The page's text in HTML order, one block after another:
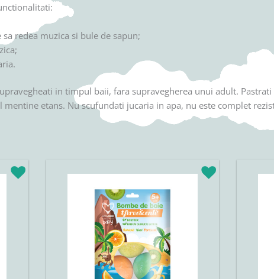
redea muzica si bule de sapun;
in timpul baii, fara supravegherea unui adult.
etans. Nu scufundati jucaria in apa, nu este complet